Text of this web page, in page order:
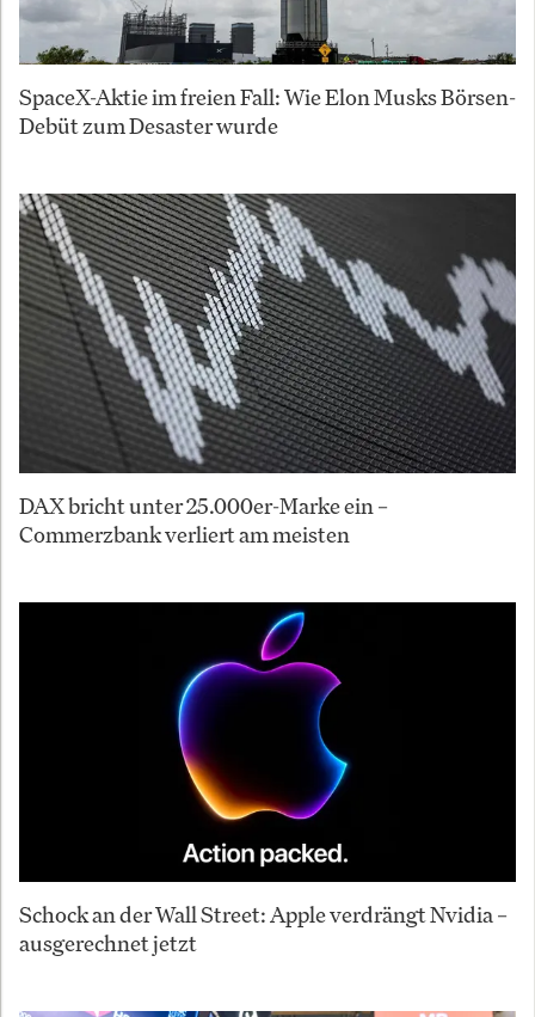
SpaceX-Aktie im freien Fall: Wie Elon Musks Börsen-
Debüt zum Desaster wurde
DAX bricht unter 25.000er-Marke ein –
Commerzbank verliert am meisten
Schock an der Wall Street: Apple verdrängt Nvidia –
ausgerechnet jetzt